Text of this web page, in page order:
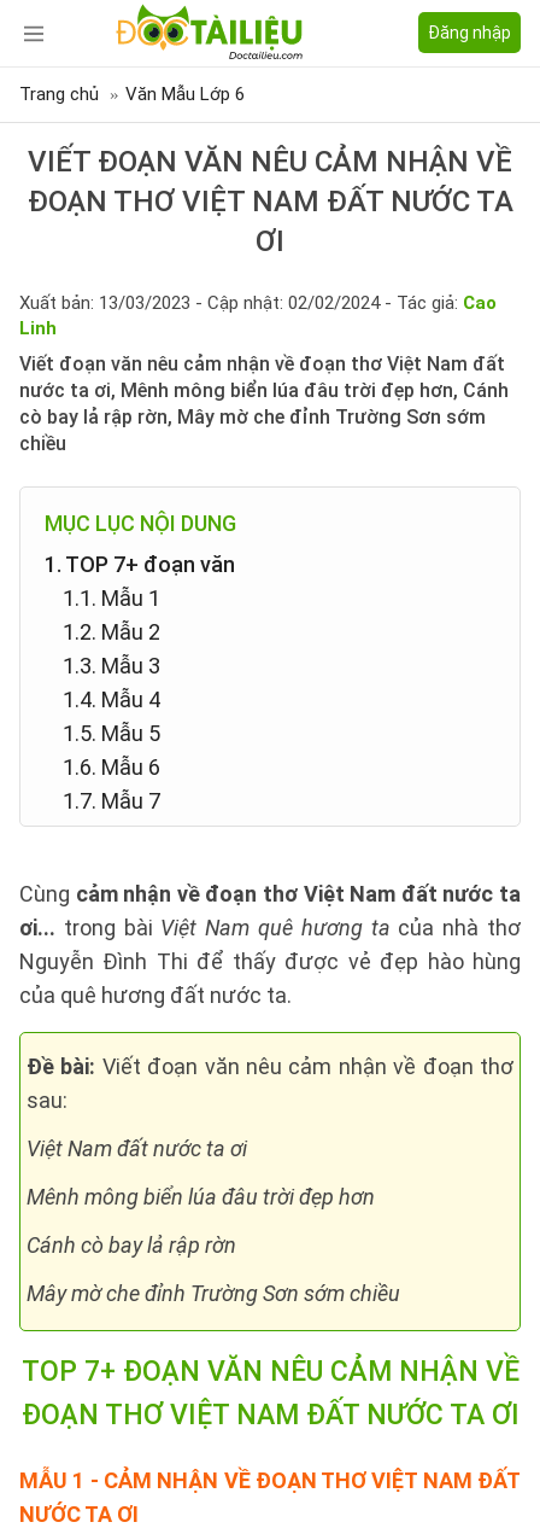
Đăng nhập
Trang chủ Văn Mẫu Lớp 6
VIẾT ĐOẠN VĂN NÊU CẢM NHẬN VỀ
ĐOẠN THƠ VIỆT NAM ĐẤT NƯỚC TA
ƠI
Xuất bản: 13/03/2023 - Cập nhật: 02/02/2024 - Tác giả: Cao
Linh
Viết đoạn văn nêu cảm nhận về đoạn thơ Việt Nam đất
nước ta ơi, Mênh mông biển lúa đâu trời đẹp hơn, Cánh
cò bay lả rập rờn, Mây mờ che đỉnh Trường Sơn sớm
chiều
MỤC LỤC NỘI DUNG
1. TOP 7+ đoạn văn
1.1. Mẫu 1
1.2. Mẫu 2
1.3. Mẫu 3
1.4. Mẫu 4
1.5. Mẫu 5
1.6. Mẫu 6
1.7. Mẫu 7
Cùng cảm nhận về đoạn thơ Việt Nam đất nước ta
ơi... trong bài Việt Nam quê hương ta của nhà thơ
Nguyễn Đình Thi để thấy được vẻ đẹp hào hùng
của quê hương đất nước ta.
Đề bài: Viết đoạn văn nêu cảm nhận về đoạn thơ
sau:
Việt Nam đất nước ta ơi
Mênh mông biển lúa đâu trời đẹp hơn
Cánh cò bay lả rập rờn
Mây mờ che đỉnh Trường Sơn sớm chiều
TOP 7+ ĐOẠN VĂN NÊU CẢM NHẬN VỀ
ĐOẠN THƠ VIỆT NAM ĐẤT NƯỚC TA ƠI
MẪU 1 - CẢM NHẬN VỀ ĐOẠN THƠ VIỆT NAM ĐẤT
NƯỚC TA ƠI